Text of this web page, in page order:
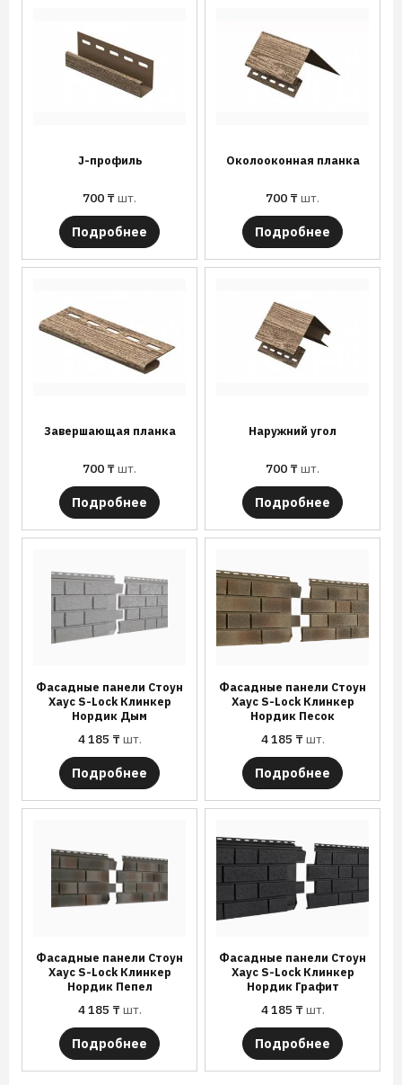
J-профиль
700 ₸шт.
Подробнее
Околооконная планка
700 ₸шт.
Подробнее
Завершающая планка
700 ₸шт.
Подробнее
Наружний угол
700 ₸шт.
Подробнее
Фасадные панели Стоун
Хаус S-Lock Клинкер
Нордик Дым
4 185 ₸шт.
Подробнее
Фасадные панели Стоун
Хаус S-Lock Клинкер
Нордик Песок
4 185 ₸шт.
Подробнее
Фасадные панели Стоун
Хаус S-Lock Клинкер
Нордик Пепел
4 185 ₸шт.
Подробнее
Фасадные панели Стоун
Хаус S-Lock Клинкер
Нордик Графит
4 185 ₸шт.
Подробнее